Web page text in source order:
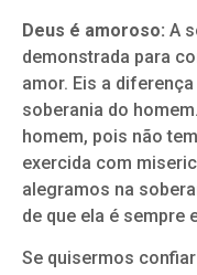
Deus é amoroso: A
demonstrada para
amor. Eis a
soberania do
homem, pois não
exercida com
alegramos na
de que ela é sempre
Se quisermos